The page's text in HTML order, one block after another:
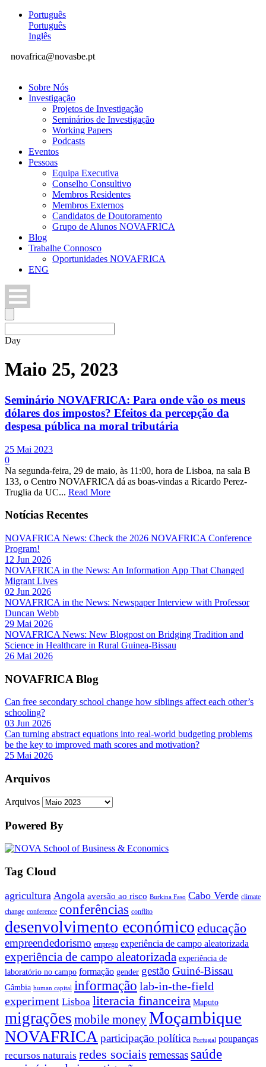
Português
Português
Inglês
novafrica@novasbe.pt
Sobre Nós
Investigação
Projetos de Investigação
Seminários de Investigação
Working Papers
Podcasts
Eventos
Pessoas
Equipa Executiva
Conselho Consultivo
Membros Residentes
Membros Externos
Candidatos de Doutoramento
Grupo de Alunos NOVAFRICA
Blog
Trabalhe Connosco
Oportunidades NOVAFRICA
ENG
Day
Maio 25, 2023
Seminário NOVAFRICA: Para onde vão os meus
dólares dos impostos? Efeitos da percepção da
despesa pública na moral tributária
25 Mai 2023
0
Na segunda-feira, 29 de maio, às 11:00, hora de Lisboa, na sala B
133, o Centro NOVAFRICA dá as boas-vindas a Ricardo Perez-
Truglia da UC... Read More
Notícias Recentes
NOVAFRICA News: Check the 2026 NOVAFRICA Conference
Program!
12 Jun 2026
NOVAFRICA in the News: An Information App That Changed
Migrant Lives
02 Jun 2026
NOVAFRICA in the News: Newspaper Interview with Professor
Duncan Webb
29 Mai 2026
NOVAFRICA News: New Blogpost on Bridging Tradition and
Science in Healthcare in Rural Guinea-Bissau
26 Mai 2026
NOVAFRICA Blog
Can free secondary school change how siblings affect each other’s
schooling?
03 Jun 2026
Can turning abstract equations into real-world budgeting problems
be the key to improved math scores and motivation?
25 Mai 2026
Arquivos
Arquivos
Powered By
Tag Cloud
agricultura Angola aversão ao risco Burkina Faso Cabo Verde climate
change conference conferências conflito
desenvolvimento económico educação
empreendedorismo emprego experiência de campo aleatorizada
experiência de campo aleatorizada experiência de
laboratório no campo formação gender gestão Guiné-Bissau
Gâmbia human capital informação lab-in-the-field
experiment Lisboa literacia financeira Maputo
migrações mobile moneyMoçambique
NOVAFRICA participação política Portugal poupanças
recursos naturais redes sociais remessas saúde